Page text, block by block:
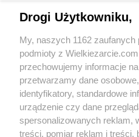
Drogi Użytkowniku,
My, naszych 1162 zaufanych
podmioty z
przechowujemy informacje
przetwarzamy dane
identyfikatory, standardowe
urządzenie czy dane
spersonalizowanych reklam,
treści, pomiar reklam i treści,